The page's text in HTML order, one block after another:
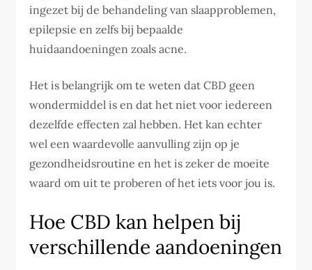
ingezet bij de behandeling van slaapproblemen,
epilepsie en zelfs bij bepaalde
huidaandoeningen zoals acne.
Het is belangrijk om te weten dat CBD geen
wondermiddel is en dat het niet voor iedereen
dezelfde effecten zal hebben. Het kan echter
wel een waardevolle aanvulling zijn op je
gezondheidsroutine en het is zeker de moeite
waard om uit te proberen of het iets voor jou is.
Hoe CBD kan helpen bij
verschillende aandoeningen